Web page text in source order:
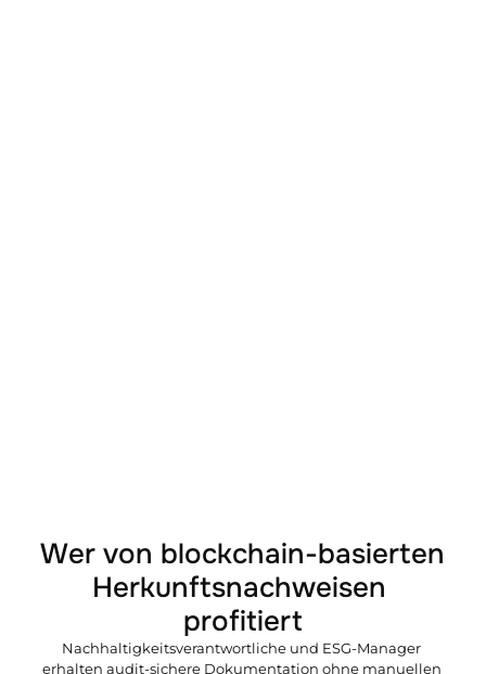
Wer von blockchain-basierten
Herkunftsnachweisen
profitiert
Nachhaltigkeitsverantwortliche und ESG-Manager
erhalten audit-sichere Dokumentation ohne manuellen